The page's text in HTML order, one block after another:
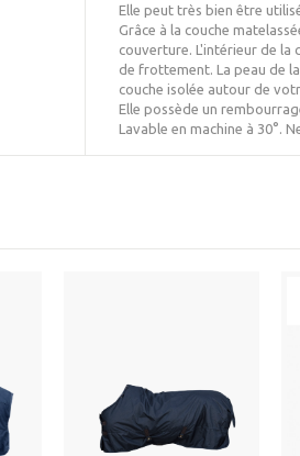
Elle peut très bien être
Grâce à la couche
couverture. L'intérieur de la
de frottement. La peau de
couche isolée autour de
Elle possède un
Lavable en machine à 30°.